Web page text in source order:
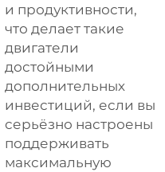
и продуктивности,
что делает такие
двигатели
достойными
дополнительных
инвестиций, если вы
серьёзно настроены
поддерживать
максимальную